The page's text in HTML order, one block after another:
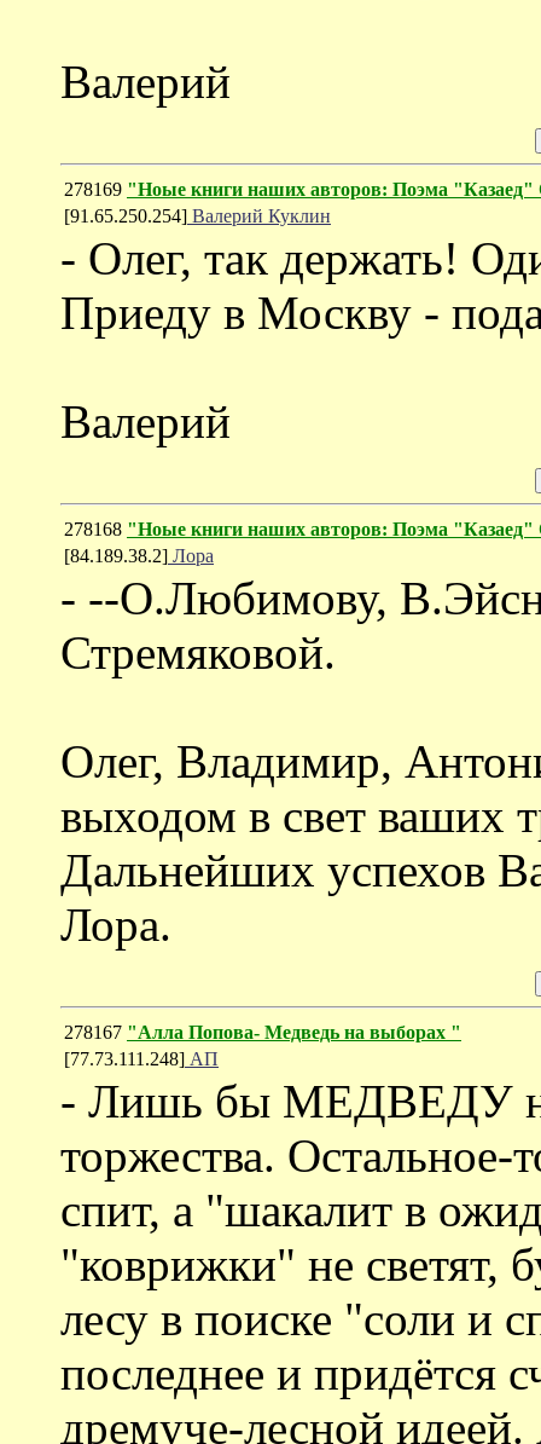
Валерий
278169 "Ноые книги наших авторов: Поэма "Казаед"
[91.65.250.254] Валерий Куклин
- Олег, так держать!
Приеду в Москву -
Валерий
278168 "Ноые книги наших авторов: Поэма "Казаед"
[84.189.38.2] Лора
- --О.Любимову,
Стремяковой.
Олег, Владимир,
выходом в свет ваших
Дальнейших успехов
Лора.
278167 "Алла Попова- Медведь на выборах "
[77.73.111.248] АП
- Лишь бы МЕДВЕДУ не
торжества. Остальное-
спит, а "шакалит в
"коврижки" не светят,
лесу в поиске "соли и
последнее и придётся
дремуче-лесной